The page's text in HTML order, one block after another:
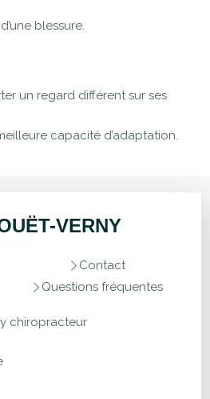
blessure.
un regard différent sur ses
capacité d’adaptation.
VERNY
Contact
Questions fréquentes
chiropracteur